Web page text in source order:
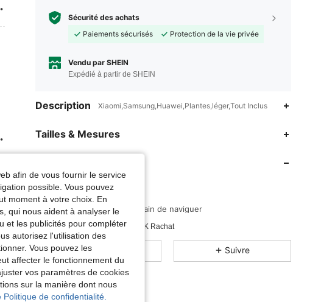
Sécurité des achats
Paiements sécurisés
Protection de la vie privée
Vendu par SHEIN
Expédié à partir de SHEIN
Description Xiaomi,Samsung,Huawei,Plantes,léger,Tout Inclus
Tailles & Mesures
ZK-CASA
4.96
4.96
j***9
4.96Evaluation Articles 12KSuiveurs
4.96
4.96
34K Vendu récemment 52K Rachat
Tous les articles Suivre
afin de vous fournir le service
possible. Vous pouvez
moment à votre choix. En
qui nous aident à analyser le
et les publicités pour compléter
autorisez l'utilisation des
Vous pouvez les
affecter le fonctionnement du
vos paramètres de cookies
sur la manière dont nous
de confidentialité.